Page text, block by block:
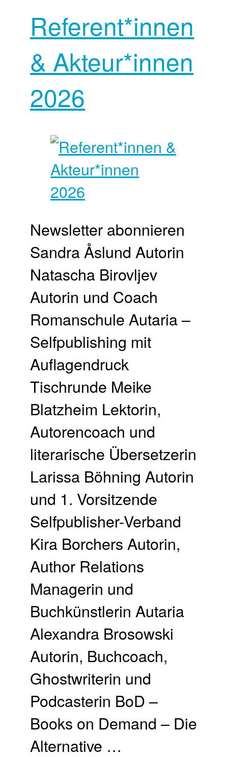
Referent*innen
& Akteur*innen
2026
Newsletter abonnieren
Sandra Åslund Autorin
Natascha Birovljev
Autorin und Coach
Romanschule Autaria –
Selfpublishing mit
Auflagendruck
Tischrunde Meike
Blatzheim Lektorin,
Autorencoach und
literarische Übersetzerin
Larissa Böhning Autorin
und 1. Vorsitzende
Selfpublisher-Verband
Kira Borchers Autorin,
Author Relations
Managerin und
Buchkünstlerin Autaria
Alexandra Brosowski
Autorin, Buchcoach,
Ghostwriterin und
Podcasterin BoD –
Books on Demand – Die
Alternative …